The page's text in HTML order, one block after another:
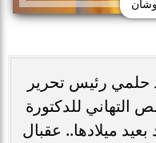
حلمي رئيس تحرير
التهاني للدكتورة
ميلادها.. عقبال